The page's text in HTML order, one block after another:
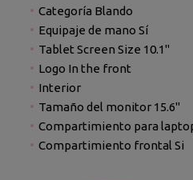
Categoría Blando
Equipaje de mano Sí
Tablet Screen Size 10.1"
Logo In the front
Interior
Tamaño del monitor 15.6"
Compartimiento para
Compartimiento frontal Si